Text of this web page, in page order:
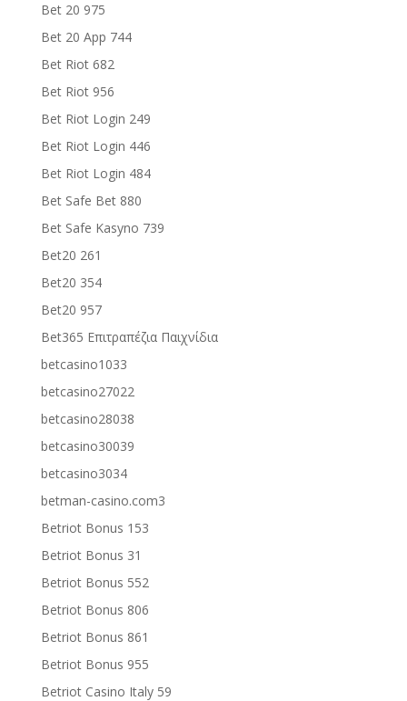
Bet 20 975
Bet 20 App 744
Bet Riot 682
Bet Riot 956
Bet Riot Login 249
Bet Riot Login 446
Bet Riot Login 484
Bet Safe Bet 880
Bet Safe Kasyno 739
Bet20 261
Bet20 354
Bet20 957
Bet365 Επιτραπέζια Παιχνίδια
betcasino1033
betcasino27022
betcasino28038
betcasino30039
betcasino3034
betman-casino.com3
Betriot Bonus 153
Betriot Bonus 31
Betriot Bonus 552
Betriot Bonus 806
Betriot Bonus 861
Betriot Bonus 955
Betriot Casino Italy 59